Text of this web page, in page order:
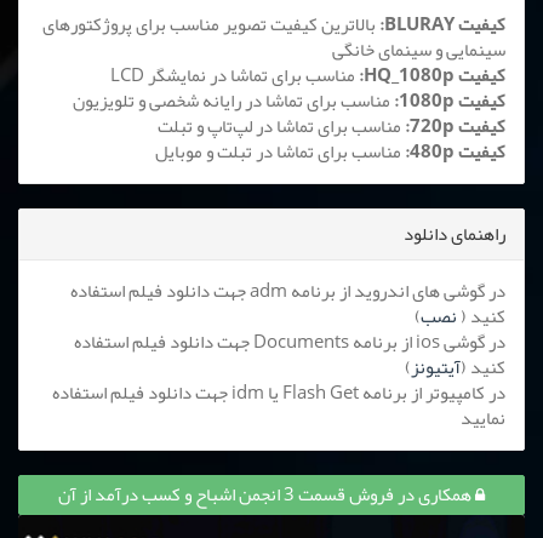
کیفیت BLURAY:
بالاترین کیفیت تصویر مناسب برای پروژکتورهای
سینمایی و سینمای خانگی
کیفیت HQ_1080p: مناسب برای تماشا در نمایشگر LCD
کیفیت 1080p: مناسب برای تماشا در رایانه شخصی و تلویزیون
کیفیت 720p: مناسب برای تماشا در لپ‌تاپ و تبلت
کیفیت 480p: مناسب برای تماشا در تبلت و موبایل
راهنمای دانلود
در گوشی های اندروید از برنامه adm جهت دانلود فیلم استفاده
کنید (نصب)
در گوشی ios از برنامه Documents جهت دانلود فیلم استفاده
کنید (آیتیونز)
در کامپیوتر از برنامه Flash Get یا idm جهت دانلود فیلم استفاده
نمایید
همکاری در فروش قسمت 3 انجمن اشباح و کسب درآمد از آن